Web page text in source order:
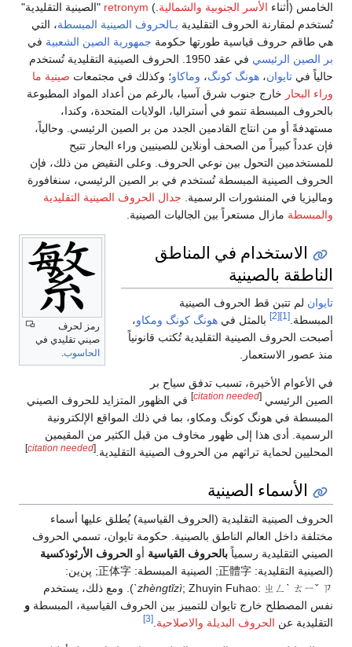
الخامس (أثناء الأسر الجنوبية والشمالية .)
retronym "الصينية التقليدية"
تُستخدم لمقارنة الحروف التقليدية بـالحروف الصينية المبسطة، التي
هي طاقم حروف قياسية طورتها حكومة جمهورية الصين الشعبية في
بر الصين الرئيسي
في عقد 1950. الحروف الصينية التقليدية تُستخدم
حالياً في تايوان، هونگ كونگ، وماكاو؛ وكذلك في مجتمعات صينية ما
وراء البحار خارج جنوب شرق آسيا، بالرغم من أعداد المواد المطبوعة
بالحروف المبسطة تنمو في أستراليا، الولايات المتحدة، وكندا،
مستهدفةً أو من انتاج القادمين الجدد من بر الصين الرئيسي. وحالياً،
فإن عدداً كبيراً من الصحف أونلاين للصينيين وراء البحار تتيح
للمستخدمين التحول بين نوعي الحروف. وعلى النقيض من ذلك، فإن
الحروف الصينية المبسطة تُستخدم في بر الصين الرئيسي، سنغافورة
وماليزيا في المنشورات الرسمية. جدال الحروف الصينية التقليدية
والمبسطة مازال مستعراً بين الجاليات الصينية.
رمز لحرف
صيني تقليدي في
الحاسوب.
الاستخدام في المناطق
الناطقة بالصينية
تايوان لم تتبن قط الحروف الصينية
المبسطة.[1]
[2] بالمثل في هونگ كونگ ومكاو،
أصبحت الحروف الصينية التقليدية تُكتب قانونياً
منذ عصور الاستعمار.
في الأعوام الأخيرة، تسبب تدفق سياح بر
الصين الرئيسي [
citation needed
] في الظهور المتزايد للحروف الصيني
المبسطة في هونگ كونگ ومكاو، بما في ذلك المواقع الإلكترونية
الرسمية. أدى هذا إلى ظهور مخاوف من قبل الكثير من المقيمين
المحليين لحماية تراثهم من الحروف الصينية التقليدية.[
citation needed
]
الأسماء الصينية
الحروف الصينية التقليدية (الحروف القياسية) يُطلق عليها أسماء
مختلفة داخل العالم الناطق بالصينية. حكومة تايوان، تسمي الحروف
الصيني التقليدية رسمياً بالحروف القياسية أو الحروف الأرثوذكسية
(الصينية التقليدية: 正體字; الصينية المبسطة: 正体字; پن‌ين:
zhèngtǐzì; Zhuyin Fuhao: ㄓㄥˋ ㄊㄧˇ ㄗˋ
). ومع ذلك، يستخدم
نفس المصطلح خارج تايوان للتمييز بين الحروف القياسية، المبسطة و
التقليدية عن الحروف البديلة والاصلاحية [3]